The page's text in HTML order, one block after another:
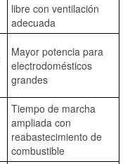
libre con ventilación
adecuada
Mayor potencia para
electrodomésticos
grandes
Tiempo de marcha
ampliada con
reabastecimiento de
combustible